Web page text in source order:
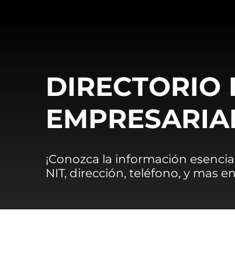
DIRECTORIO
¡Conozca la información
NIT, dirección, teléfono, y mas